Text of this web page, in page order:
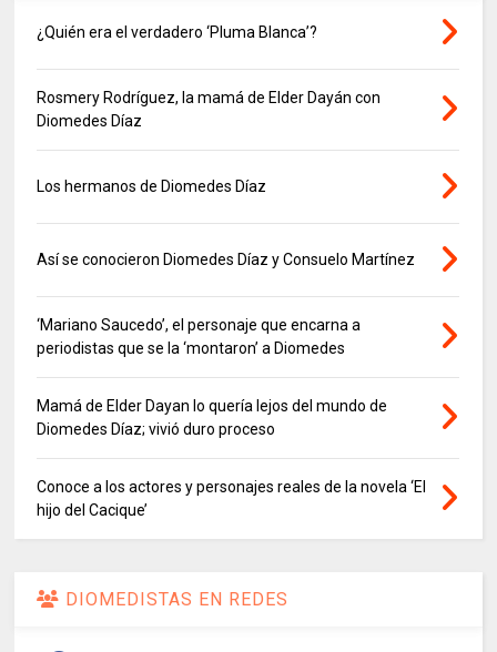
¿Quién era el verdadero ‘Pluma Blanca’?
Rosmery Rodríguez, la mamá de Elder Dayán con
Diomedes Díaz
Los hermanos de Diomedes Díaz
Así se conocieron Diomedes Díaz y Consuelo Martínez
‘Mariano Saucedo’, el personaje que encarna a
periodistas que se la ‘montaron’ a Diomedes
Mamá de Elder Dayan lo quería lejos del mundo de
Diomedes Díaz; vivió duro proceso
Conoce a los actores y personajes reales de la novela ‘El
hijo del Cacique’
DIOMEDISTAS EN REDES